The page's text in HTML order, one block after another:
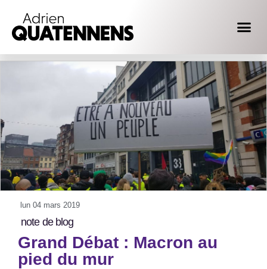
lun 04 mars 2019
note de blog
Grand Débat : Macron au
pied du mur